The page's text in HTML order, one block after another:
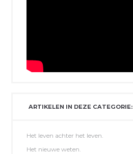
ARTIKELEN IN DEZE CATEGORIE:
Het leven achter het leven.
Het nieuwe weten.